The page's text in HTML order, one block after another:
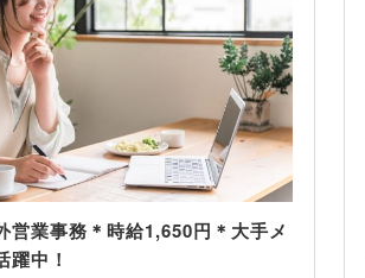
営業事務＊時給1,650円＊大手メ
躍中！